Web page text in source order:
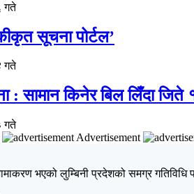
गते
सूचना पोर्टल’
गते
: सामान किनेर बिल लिँदा
गते
Advertisement
भएको लुम्बिनी प्रदेशको समग्र